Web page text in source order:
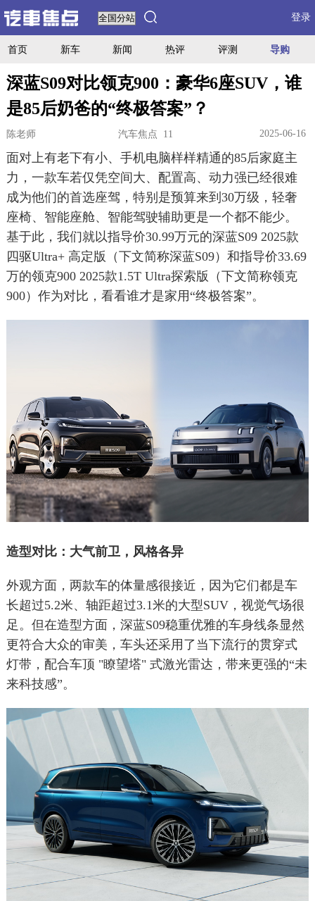
登录
首页 新车 新闻 热评 评测 导购
深蓝S09对比领克900：豪华6座SUV，谁
是85后奶爸的“终极答案”？
陈老师 汽车焦点 11 2025-06-16
面对上有老下有小、手机电脑样样精通的85后家庭主
力，一款车若仅凭空间大、配置高、动力强已经很难
成为他们的首选座驾，特别是预算来到30万级，轻奢
座椅、智能座舱、智能驾驶辅助更是一个都不能少。
基于此，我们就以指导价30.99万元的深蓝S09 2025款
四驱Ultra+ 高定版（下文简称深蓝S09）和指导价33.69
万的领克900 2025款1.5T Ultra探索版（下文简称领克
900）作为对比，看看谁才是家用“终极答案”。
造型对比：大气前卫，风格各异
外观方面，两款车的体量感很接近，因为它们都是车
长超过5.2米、轴距超过3.1米的大型SUV，视觉气场很
足。但在造型方面，深蓝S09稳重优雅的车身线条显然
更符合大众的审美，车头还采用了当下流行的贯穿式
灯带，配合车顶 "瞭望塔" 式激光雷达，带来更强的“未
来科技感”。